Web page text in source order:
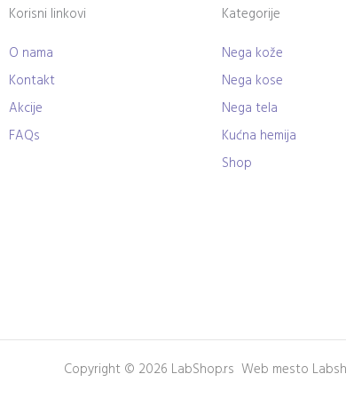
Korisni linkovi
O nama
Kontakt
Akcije
FAQs
Kategorije
Nega kože
Nega kose
Nega tela
Kućna hemija
Shop
Copyright © 2026 LabShop.rs Web mesto